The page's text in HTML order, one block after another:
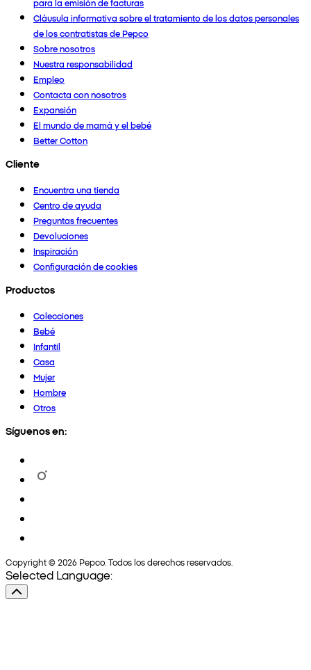
Cláusula informativa sobre el tratamiento de los datos personales
de los contratistas de Pepco
Sobre nosotros
Nuestra responsabilidad
Empleo
Contacta con nosotros
Expansión
El mundo de mamá y el bebé
Better Cotton
Cliente
Encuentra una tienda
Centro de ayuda
Preguntas frecuentes
Devoluciones
Inspiración
Configuración de cookies
Productos
Colecciones
Bebé
Infantil
Casa
Mujer
Hombre
Otros
Síguenos en:
Copyright © 2026 Pepco. Todos los derechos reservados.
Selected Language: